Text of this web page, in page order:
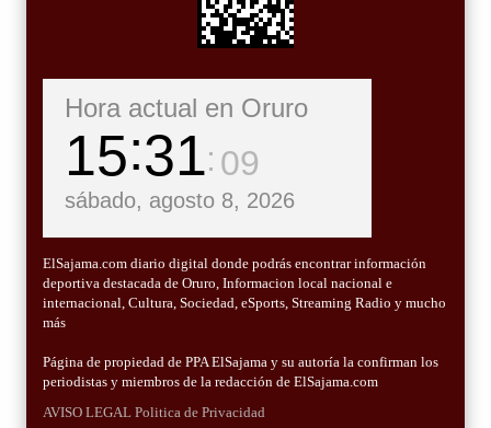
Hora actual en Oruro
15 31 11
sábado, agosto 8, 2026
ElSajama.com diario digital donde podrás encontrar información
deportiva destacada de Oruro, Informacion local nacional e
internacional, Cultura, Sociedad, eSports, Streaming Radio y mucho
más
Página de propiedad de PPA ElSajama y su autoría la confirman los
periodistas y miembros de la redacción de ElSajama.com
AVISO LEGAL Politica de Privacidad